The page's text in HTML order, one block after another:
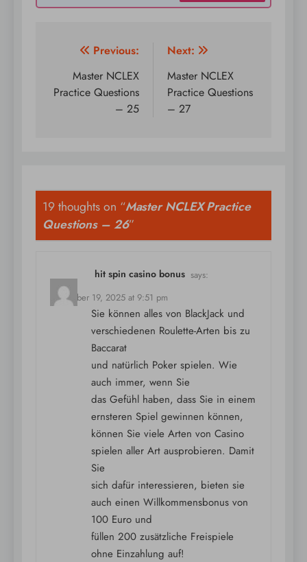
Post
navigation
Previous:
Master NCLEX
Practice Questions
– 25
Next:
Master NCLEX
Practice Questions
– 27
19 thoughts on “Master NCLEX Practice
Questions – 26”
hit spin casino bonus says:
December 19, 2025 at 9:51 pm
Sie können alles von BlackJack und
verschiedenen Roulette-Arten bis zu
Baccarat
und natürlich Poker spielen. Wie
auch immer, wenn Sie
das Gefühl haben, dass Sie in einem
ernsteren Spiel gewinnen können,
können Sie viele Arten von Casino
spielen aller Art ausprobieren. Damit
Sie
sich dafür interessieren, bieten sie
auch einen Willkommensbonus von
100 Euro und
füllen 200 zusätzliche Freispiele
ohne Einzahlung auf!